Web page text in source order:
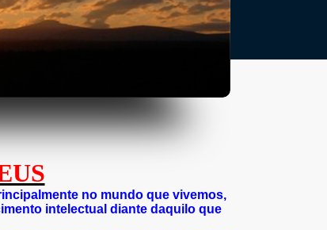
no mundo que vivemos,
intelectual diante daquilo que